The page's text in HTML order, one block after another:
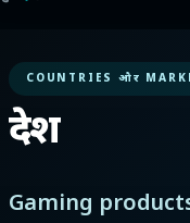
COUNTRIES और
देश
Gaming